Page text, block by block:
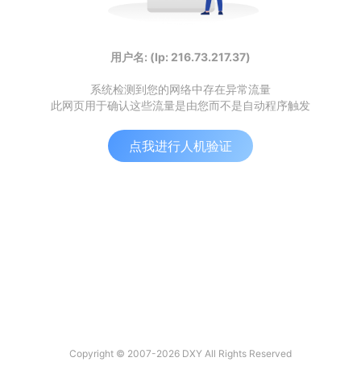
用户名: (Ip: 216.73.217.37)
系统检测到您的网络中存在异常流量
此网页用于确认这些流量是由您而不是自动程序触发
点我进行人机验证
Copyright © 2007-2026 DXY All Rights Reserved